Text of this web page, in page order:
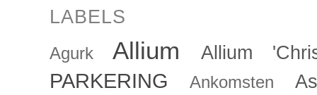
LABELS
Agurk Allium Allium
PARKERING Ankomsten